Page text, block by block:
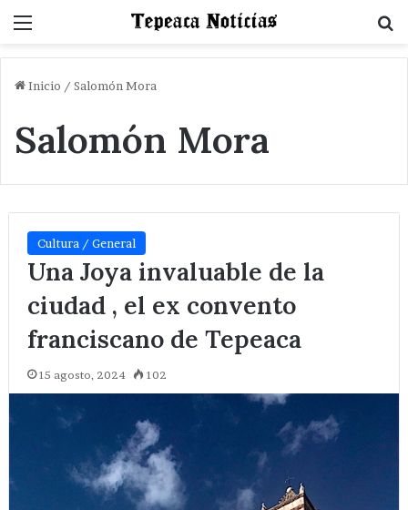
Menu
Inicio / Salomón Mora
Salomón Mora
Cultura / General
Una Joya invaluable de la
ciudad , el ex convento
franciscano de Tepeaca
15 agosto, 2024 102